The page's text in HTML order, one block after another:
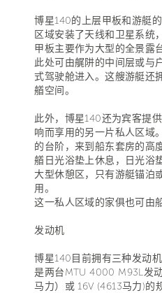
博星140的上层甲板和游艇
区域安装了天线和卫星系统
甲板主要作为大型的全景露
此处可由艉阱的中间层或与
式驾驶舱进入。这艘游艇还
艏空间。
此外，博星140还为宾客提
响而享用的另一片私人区域
的台阶，来到船东套房的高
艏日光浴垫上休息，日光浴
大型休憩区，只有游艇锚泊
用。
这一私人区域的家俱也可由
发动机
博星140目前拥有三种发动
是两台MTU 4000 M93L发
马力）或 16V (4613马力)的